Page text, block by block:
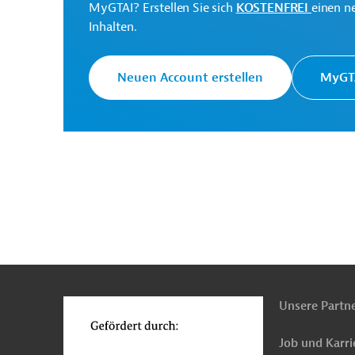
Entwicklungszusammenarbeit
Tierzucht
Förderung benachteiligter Gruppen
Soziale
MyGTAI? Erstellen Sie sich KOSTENFREI einen
Inhalten.
Neuen Account erstellen
Unsere
Job und